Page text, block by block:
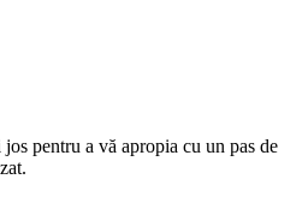
pentru a vă apropia cu un pas de